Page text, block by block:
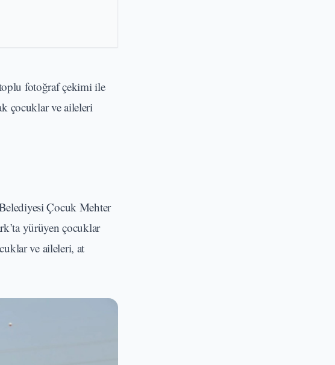
fotoğraf çekimi ile
çocuklar ve aileleri
Çocuk Mehter
yürüyen çocuklar
ve aileleri, at